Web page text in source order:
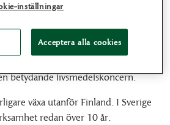
kvalitet samt varumärket den
Den lilla korvfabriken som
betydande livsmedelskoncern.
växa utanför Finland. I Sverige
redan över 10 år.
inställningar
Acceptera alla cookies